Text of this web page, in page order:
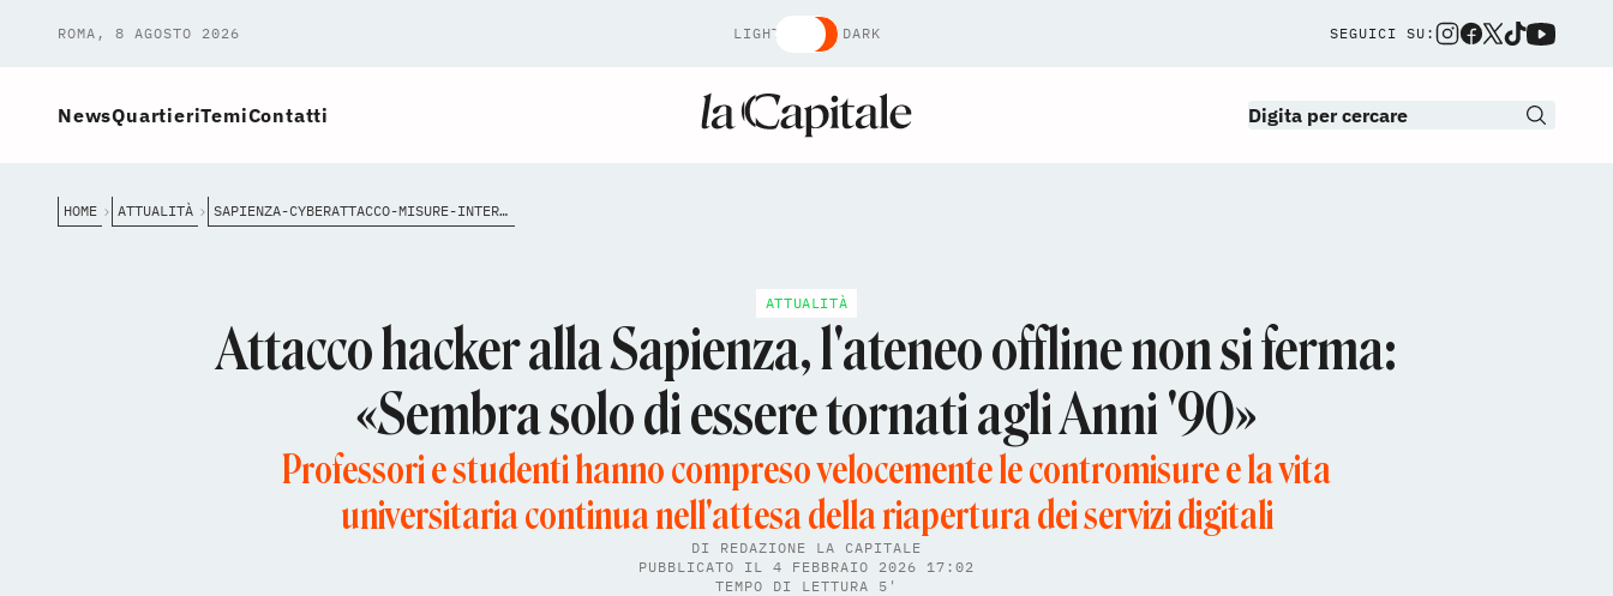
ROMA, 8 AGOSTO 2026 LIGHT DARK SEGUICI SU:
NewsQuartieriTemiContatti
HOME ATTUALITÀ SAPIENZA-CYBERATTACCO-MISURE-INTERVISTE-ATENEO
ATTUALITÀ
Attacco hacker alla Sapienza, l'ateneo offline non si ferma:
«Sembra solo di essere tornati agli Anni '90»
Professori e studenti hanno compreso velocemente le contromisure e la vita
universitaria continua nell'attesa della riapertura dei servizi digitali
DI REDAZIONE LA CAPITALE
PUBBLICATO IL 4 FEBBRAIO 2026 17:02
TEMPO DI LETTURA 5'